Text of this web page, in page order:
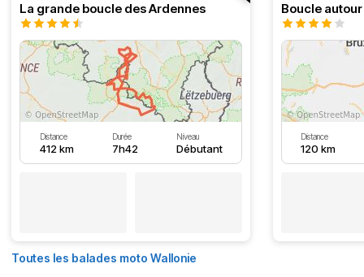
La grande boucle des Ardennes
Distance
412 km
Durée
7h42
Niveau
Débutant
Distance
120 km
Toutes les balades moto Wallonie